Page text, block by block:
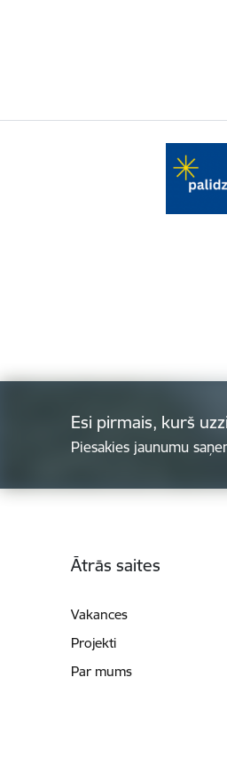
Esi pirmais, kurš
Piesakies jaunumu
Ātrās saites
Vakances
Projekti
Par mums